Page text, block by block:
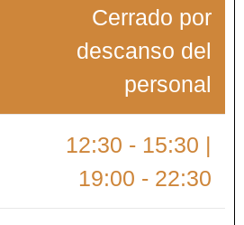
Cerrado por
descanso del
personal
12:30 - 15:30 |
19:00 - 22:30